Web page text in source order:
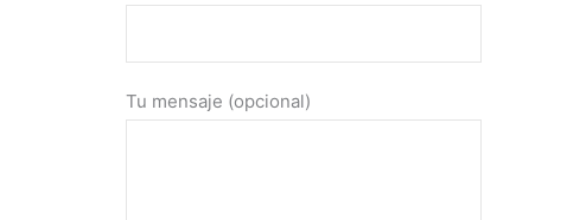
Tu mensaje (opcional)